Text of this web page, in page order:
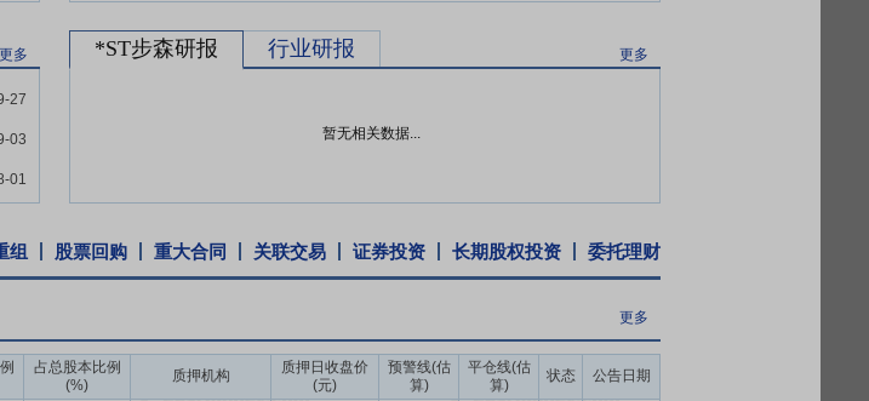
理团队，他们对中国服装市场及资本市场有着深入透彻的理解。公司管理团队有着多
的不确定性,不利于公司与麦考利尽快形成合作,也无法于短期内完善公司在新零
更多
27
03
01
*ST步森研报 行业研报 更多
暂无相关数据...
组 股票回购 重大合同 关联交易 证券投资 长期股权投资 委托理财
更多
占总股本比例
(%)
质押机构
质押日收盘价
(元)
预警线(估
算)
平仓线(估
算)
状态 公告日期